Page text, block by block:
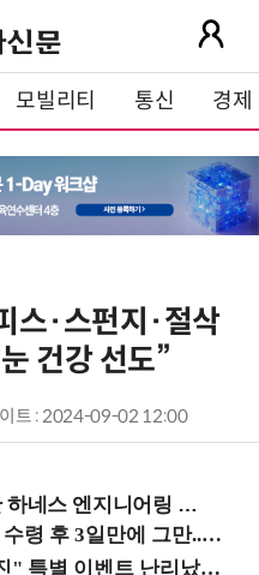
모빌리티 통신 경제
스·스펀지·절삭
건강 선도”
트 : 2024-09-02 12:00
링 입문과정 (8/20 신논현역)